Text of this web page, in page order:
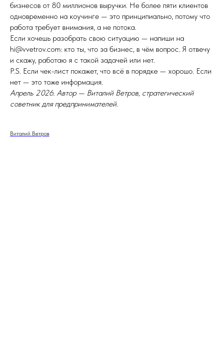
бизнесов от 80 миллионов выручки. Не более пяти клиентов
одновременно на коучинге — это принципиально, потому что
работа требует внимания, а не потока.
Если хочешь разобрать свою ситуацию — напиши на
hi@vvetrov.com: кто ты, что за бизнес, в чём вопрос. Я отвечу
и скажу, работаю я с такой задачей или нет.
P.S. Если чек-лист покажет, что всё в порядке — хорошо. Если
нет — это тоже информация.
Апрель 2026. Автор — Виталий Ветров, стратегический
советник для предпринимателей.
Виталий Ветров